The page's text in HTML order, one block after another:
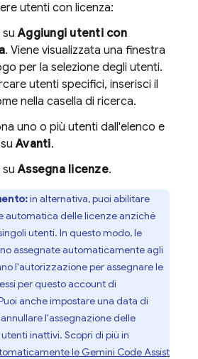
utenti con licenza:
suAggiungi utenti con
. Viene visualizzata una finestra
per la selezione degli utenti.
utenti specifici, inserisci il
nella casella di ricerca.
uno o più utenti dall'elenco e
suAvanti.
suAssegna licenze.
in alternativa, puoi abilitare
automatica delle licenze anziché
utenti. In questo modo, le
assegnate automaticamente agli
l'autorizzazione per assegnare le
per questo account di
anche impostare una data di
l'assegnazione delle
inattivi. Scopri di più in
le Gemini Code Assist